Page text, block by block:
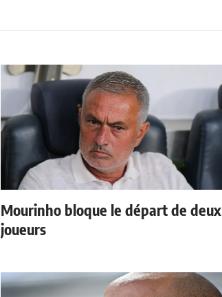
Mourinho bloque le départ de deux
joueurs